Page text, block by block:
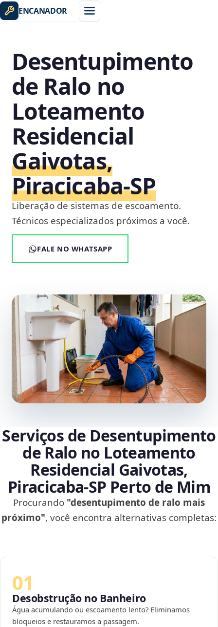
ENCANADOR
Desentupimento
de Ralo no
Loteamento
Residencial
Gaivotas,
Piracicaba‑SP
Liberação de sistemas de escoamento.
Técnicos especializados próximos a você.
FALE NO WHATSAPP
Serviços de Desentupimento
de Ralo no Loteamento
Residencial Gaivotas,
Piracicaba‑SP Perto de Mim
Procurando "desentupimento de ralo mais
próximo", você encontra alternativas completas:
01
Desobstrução no Banheiro
Água acumulando ou escoamento lento? Eliminamos
bloqueios e restauramos a passagem.